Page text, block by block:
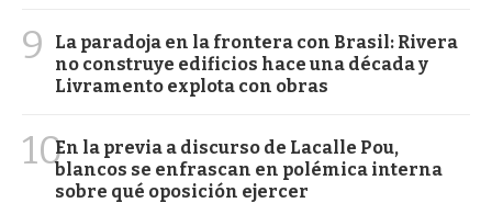
9
La paradoja en la frontera con Brasil: Rivera
no construye edificios hace una década y
Livramento explota con obras
10En la previa a discurso de Lacalle Pou,
blancos se enfrascan en polémica interna
sobre qué oposición ejercer